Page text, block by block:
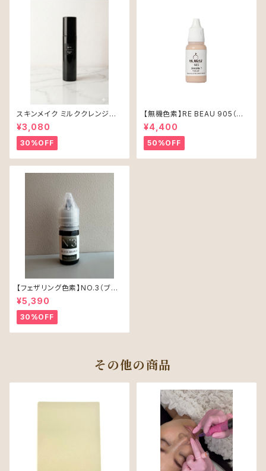
スキンメイク ミルククレンジン
グ100ml
¥3,080
30%OFF
【無機色素】RE BEAU 905（ア
レオラ）15ml
¥4,400
50%OFF
【フェザリング色素】NO.3（ブラ
ックブラウン）単品
¥5,390
30%OFF
その他の商品